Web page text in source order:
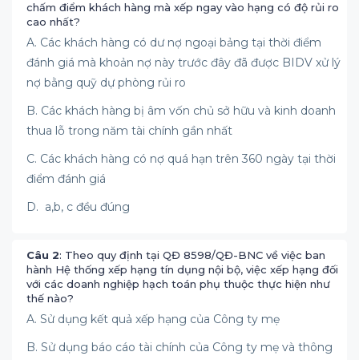
chấm điểm khách hàng mà xếp ngay vào hạng có độ rủi ro
cao nhất?
A. Các khách hàng có dư nợ ngoại bảng tại thời điểm
đánh giá mà khoản nợ này trước đây đã được BIDV xử lý
nợ bằng quỹ dự phòng rủi ro
B. Các khách hàng bị âm vốn chủ sở hữu và kinh doanh
thua lỗ trong năm tài chính gần nhất
C. Các khách hàng có nợ quá hạn trên 360 ngày tại thời
điểm đánh giá
D. a,b, c đều đúng
Câu 2: Theo quy định tại QĐ 8598/QĐ-BNC về việc ban
hành Hệ thống xếp hạng tín dụng nội bộ, việc xếp hạng đối
với các doanh nghiệp hạch toán phụ thuộc thực hiện như
thế nào?
A. Sử dụng kết quả xếp hạng của Công ty mẹ
B. Sử dụng báo cáo tài chính của Công ty mẹ và thông